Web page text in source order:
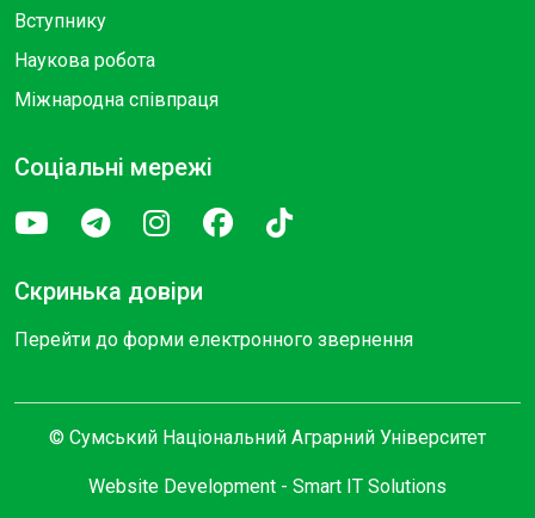
Вступнику
Наукова робота
Міжнародна співпраця
Соціальні мережі
Скринька довіри
Перейти до форми електронного звернення
© Сумський Національний Аграрний Університет
Website Development - Smart IT Solutions